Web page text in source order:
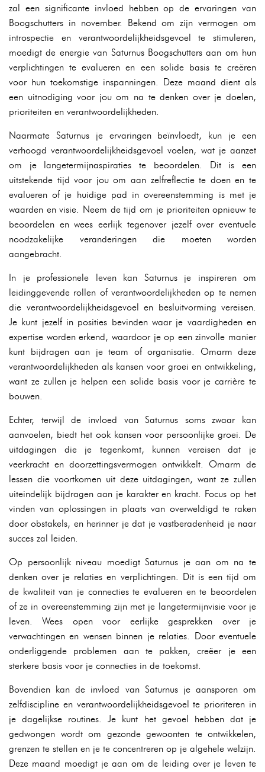
zal een significante invloed hebben op de ervaringen van
Boogschutters in november. Bekend om zijn vermogen om
introspectie en verantwoordelijkheidsgevoel te stimuleren,
moedigt de energie van Saturnus Boogschutters aan om hun
verplichtingen te evalueren en een solide basis te creëren
voor hun toekomstige inspanningen. Deze maand dient als
een uitnodiging voor jou om na te denken over je doelen,
prioriteiten en verantwoordelijkheden.
Naarmate Saturnus je ervaringen beïnvloedt, kun je een
verhoogd verantwoordelijkheidsgevoel voelen, wat je aanzet
om je langetermijnaspiraties te beoordelen. Dit is een
uitstekende tijd voor jou om aan zelfreflectie te doen en te
evalueren of je huidige pad in overeenstemming is met je
waarden en visie. Neem de tijd om je prioriteiten opnieuw te
beoordelen en wees eerlijk tegenover jezelf over eventuele
noodzakelijke veranderingen die moeten worden
aangebracht.
In je professionele leven kan Saturnus je inspireren om
leidinggevende rollen of verantwoordelijkheden op te nemen
die verantwoordelijkheidsgevoel en besluitvorming vereisen.
Je kunt jezelf in posities bevinden waar je vaardigheden en
expertise worden erkend, waardoor je op een zinvolle manier
kunt bijdragen aan je team of organisatie. Omarm deze
verantwoordelijkheden als kansen voor groei en ontwikkeling,
want ze zullen je helpen een solide basis voor je carrière te
bouwen.
Echter, terwijl de invloed van Saturnus soms zwaar kan
aanvoelen, biedt het ook kansen voor persoonlijke groei. De
uitdagingen die je tegenkomt, kunnen vereisen dat je
veerkracht en doorzettingsvermogen ontwikkelt. Omarm de
lessen die voortkomen uit deze uitdagingen, want ze zullen
uiteindelijk bijdragen aan je karakter en kracht. Focus op het
vinden van oplossingen in plaats van overweldigd te raken
door obstakels, en herinner je dat je vastberadenheid je naar
succes zal leiden.
Op persoonlijk niveau moedigt Saturnus je aan om na te
denken over je relaties en verplichtingen. Dit is een tijd om
de kwaliteit van je connecties te evalueren en te beoordelen
of ze in overeenstemming zijn met je langetermijnvisie voor je
leven. Wees open voor eerlijke gesprekken over je
verwachtingen en wensen binnen je relaties. Door eventuele
onderliggende problemen aan te pakken, creëer je een
sterkere basis voor je connecties in de toekomst.
Bovendien kan de invloed van Saturnus je aansporen om
zelfdiscipline en verantwoordelijkheidsgevoel te prioriteren in
je dagelijkse routines. Je kunt het gevoel hebben dat je
gedwongen wordt om gezonde gewoonten te ontwikkelen,
grenzen te stellen en je te concentreren op je algehele welzijn.
Deze maand moedigt je aan om de leiding over je leven te